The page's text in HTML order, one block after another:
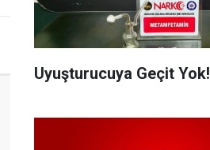
Uyuşturucuya Geçit Yok!